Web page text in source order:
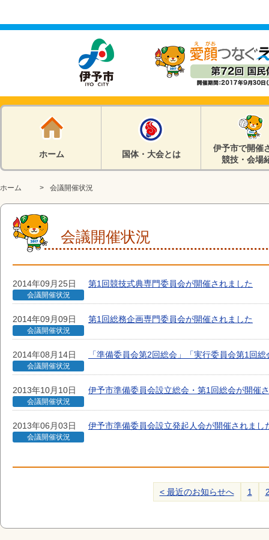
ホーム 国体・大会とは
伊予市で開催
競技・会場
ホーム 会議開催状況
会議開催状況
2014年09月25日
会議開催状況
第1回競技式典専門委員会が開催されました
2014年09月09日
会議開催状況
第1回総務企画専門委員会が開催されました
2014年08月14日
会議開催状況
「準備委員会第2回総会」「実行委員会第1回
2013年10月10日
会議開催状況
伊予市準備委員会設立総会・第1回総会が開催
2013年06月03日
会議開催状況
伊予市準備委員会設立発起人会が開催されまし
< 最近のお知らせへ 1